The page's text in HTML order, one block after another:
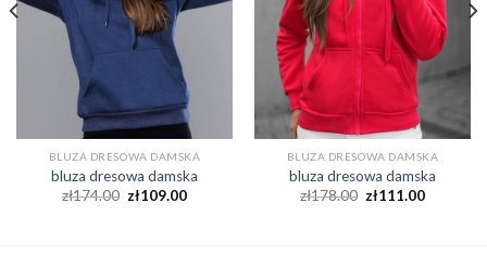
BLUZA DRESOWA DAMSKA
bluza dresowa damska
zł174.00 zł109.00
BLUZA DRESOWA DAMSKA
bluza dresowa damska
zł178.00 zł111.00